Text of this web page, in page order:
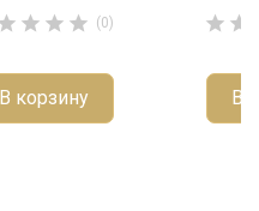
   (0)
В корзину
 
В